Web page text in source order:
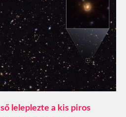
leleplezte a kis piros